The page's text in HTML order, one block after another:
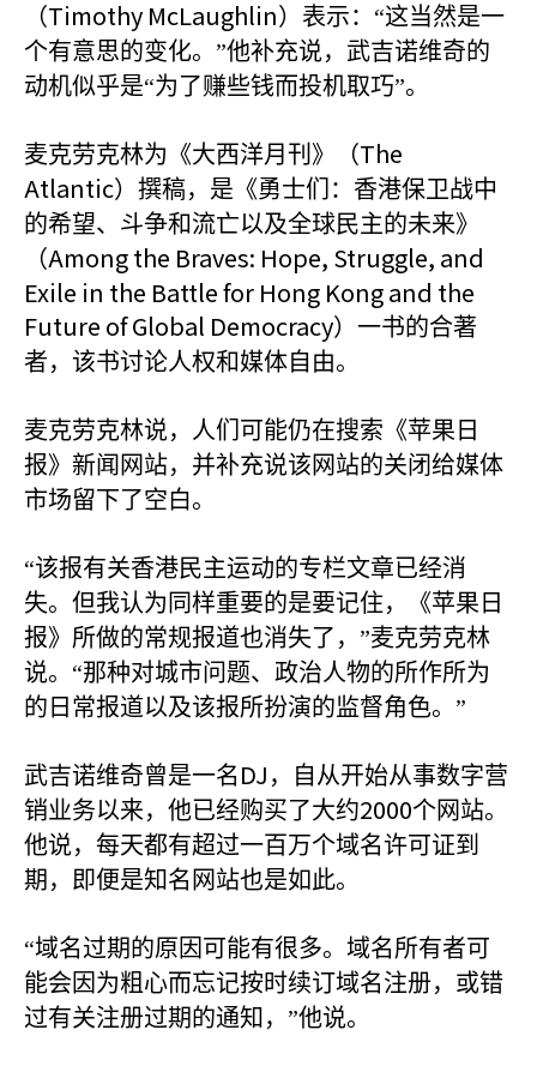
（Timothy McLaughlin）表示：“这当然是一
个有意思的变化。”他补充说，武吉诺维奇的
动机似乎是“为了赚些钱而投机取巧”。
麦克劳克林为《大西洋月刊》（The
Atlantic）撰稿，是《勇士们：香港保卫战中
的希望、斗争和流亡以及全球民主的未来》
（Among the Braves: Hope, Struggle, and
Exile in the Battle for Hong Kong and the
Future of Global Democracy）一书的合著
者，该书讨论人权和媒体自由。
麦克劳克林说，人们可能仍在搜索《苹果日
报》新闻网站，并补充说该网站的关闭给媒体
市场留下了空白。
“该报有关香港民主运动的专栏文章已经消
失。但我认为同样重要的是要记住，《苹果日
报》所做的常规报道也消失了，”麦克劳克林
说。“那种对城市问题、政治人物的所作所为
的日常报道以及该报所扮演的监督角色。”
武吉诺维奇曾是一名 DJ ，自从开始从事数字营
销业务以来，他已经购买了大约2000个网站。
他说，每天都有超过一百万个域名许可证到
期，即便是知名网站也是如此。
“域名过期的原因可能有很多。域名所有者可
能会因为粗心而忘记按时续订域名注册，或错
过有关注册过期的通知，”他说。